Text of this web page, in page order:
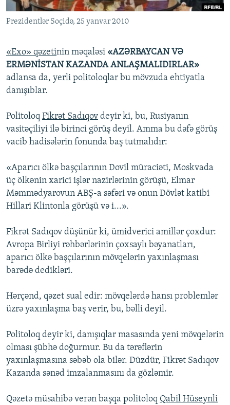
KARIKATURA
İSLAM VƏ DEMOKRATIYA
İZ - MƏDƏNIYYƏT PROQRAMI
PEŞƏ ETIKASI VƏ JURNALISTIKA STANDARTLARIMIZ
MATERIALLARIMIZDAN ISTIFADƏ
BIZIMLƏ ƏLAQƏ
XƏBƏR BÜLLETENLƏRIMIZ
Prezidentlər Soçidə, 25 yanvar 2010
«Exo» qəzetinin məqaləsi «AZƏRBAYCAN VƏ
ERMƏNİSTAN KAZANDA ANLAŞMALIDIRLAR»
adlansa da, yerli politoloqlar bu mövzuda ehtiyatla
danışıblar.
Politoloq Fikrət Sadıqov deyir ki, bu, Rusiyanın
vasitəçiliyi ilə birinci görüş deyil. Amma bu dəfə görüş
vacib hadisələrin fonunda baş tutmalıdır:
«Aparıcı ölkə başçılarının Dovil müraciəti, Moskvada
üç ölkənin xarici işlər nazirlərinin görüşü, Elmar
Məmmədyarovun ABŞ-a səfəri və onun Dövlət katibi
Hillari Klintonla görüşü və i...».
Fikrət Sadıqov düşünür ki, ümidverici amillər çoxdur:
Avropa Birliyi rəhbərlərinin çoxsaylı bəyanatları,
aparıcı ölkə başçılarının mövqelərin yaxınlaşması
barədə dedikləri.
Hərçənd, qəzet sual edir: mövqelərdə hansı problemlər
üzrə yaxınlaşma baş verir, bu, bəlli deyil.
Politoloq deyir ki, danışıqlar masasında yeni mövqelərin
olması şübhə doğurmur. Bu da tərəflərin
yaxınlaşmasına səbəb ola bilər. Düzdür, Fikrət Sadıqov
Kazanda sənəd imzalanmasını da gözləmir.
Qəzetə müsahibə verən başqa politoloq Qabil Hüseynli